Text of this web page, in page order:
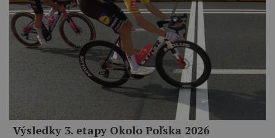
Výsledky 3. etapy Okolo Poľska 2026